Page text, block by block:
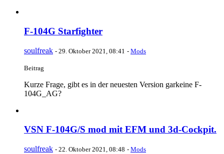
F-104G Starfighter
soulfreak - 29. Oktober 2021, 08:41 - Mods
Beitrag
Kurze Frage, gibt es in der neuesten Version garkeine F-
104G_AG?
VSN F-104G/S mod mit EFM und 3d-Cockpit.
soulfreak - 22. Oktober 2021, 08:48 - Mods